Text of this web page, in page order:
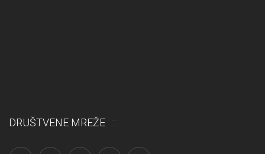
DRUŠTVENE MREŽE